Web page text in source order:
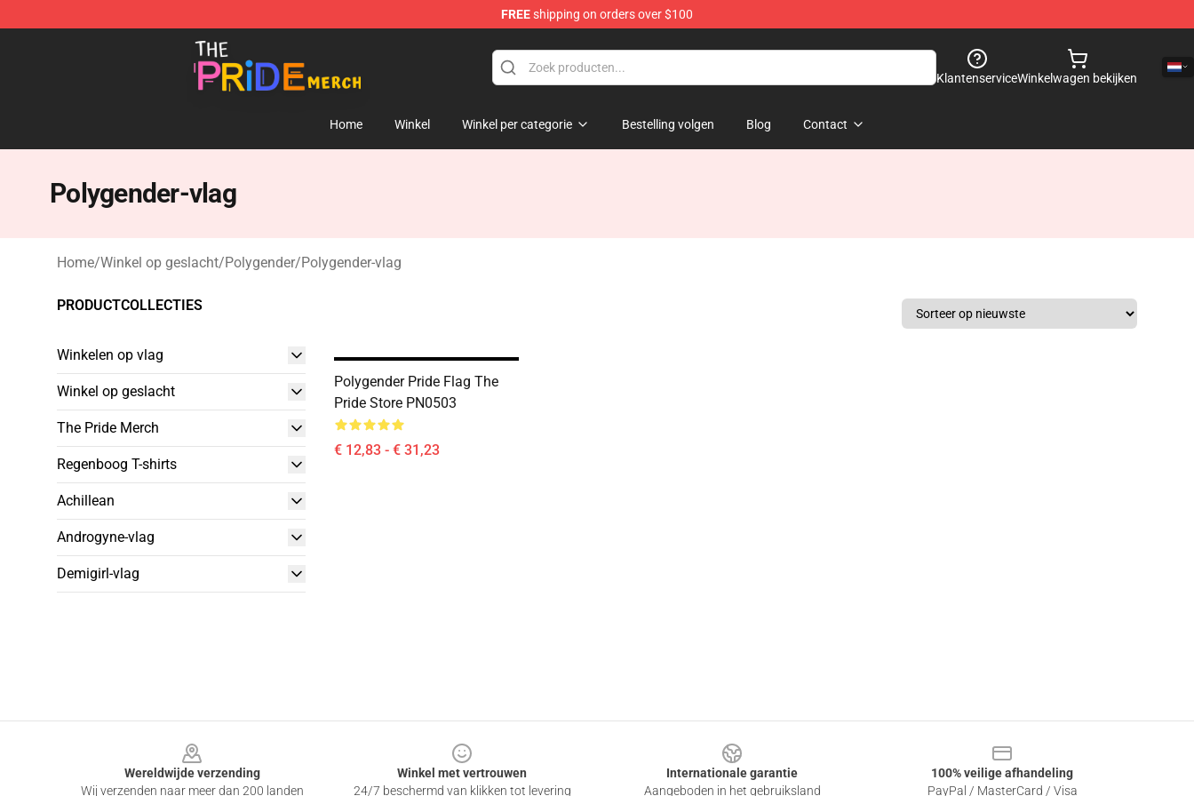
FREEshipping on orders over $100
The Pride Shop - Official The Pride Merchandise Store
KlantenserviceWinkelwagen bekijken
Home Winkel Winkel per categorie Bestelling volgen Blog Contact
Polygender-vlag
Home/Winkel op geslacht/Polygender/Polygender-vlag
PRODUCTCOLLECTIES
Winkelen op vlag
Winkel op geslacht
The Pride Merch
Regenboog T-shirts
Achillean
Androgyne-vlag
Demigirl-vlag
Polygender Pride Flag The
Pride Store PN0503
€ 12,83 - € 31,23
Wereldwijde verzending
Wij verzenden naar meer dan 200 landen
Winkel met vertrouwen
24/7 beschermd van klikken tot levering
Internationale garantie
Aangeboden in het gebruiksland
100% veilige afhandeling
PayPal / MasterCard / Visa